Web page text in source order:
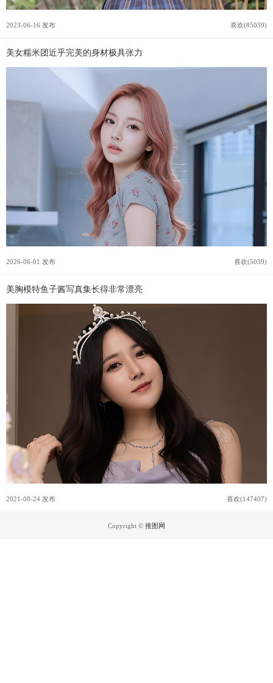
2023-06-16 发布 喜欢(85039)
美女糯米团近乎完美的身材极具张力
2026-06-01 发布 喜欢(5039)
美胸模特鱼子酱写真集长得非常漂亮
2021-08-24 发布 喜欢(147407)
Copyright © 推图网